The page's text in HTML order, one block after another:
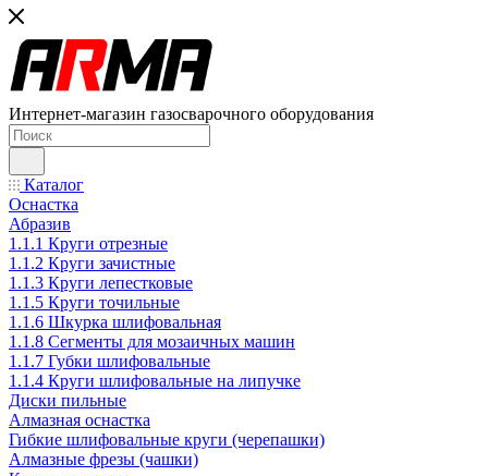
Интернет-магазин газосварочного оборудования
Каталог
Оснастка
Абразив
1.1.1 Круги отрезные
1.1.2 Круги зачистные
1.1.3 Круги лепестковые
1.1.5 Круги точильные
1.1.6 Шкурка шлифовальная
1.1.8 Сегменты для мозаичных машин
1.1.7 Губки шлифовальные
1.1.4 Круги шлифовальные на липучке
Диски пильные
Алмазная оснастка
Гибкие шлифовальные круги (черепашки)
Алмазные фрезы (чашки)